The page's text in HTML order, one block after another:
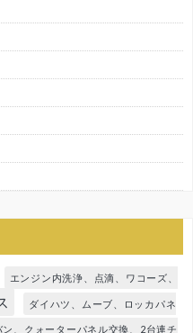
エンジン内洗浄、点滴、ワコーズ、
ダイハツ、ムーブ、ロッカパネ
、クォーターパネル交換、2台連チ